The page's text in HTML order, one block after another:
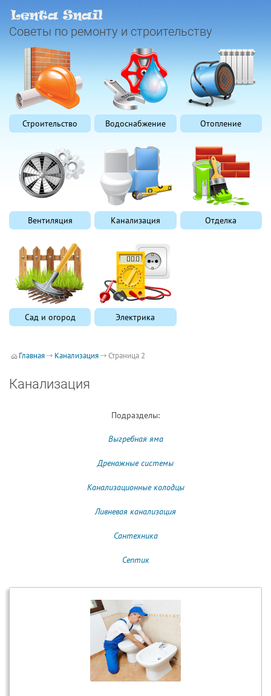
Советы по ремонту и строительству
Строительство Водоснабжение Отопление
Вентиляция Канализация Отделка
Сад и огород Электрика
Главная Канализация Страница 2
Канализация
Подразделы:
Выгребная яма
Дренажные системы
Канализационные колодцы
Ливневая канализация
Сантехника
Септик